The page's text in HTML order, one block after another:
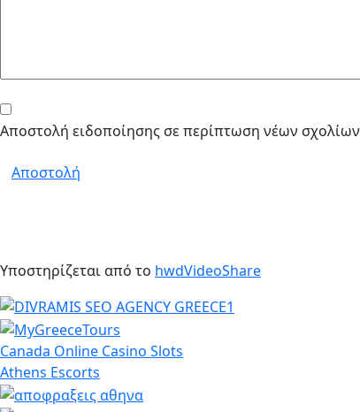
Αποστολή ειδοποίησης σε περίπτωση νέων σχολίων
Αποστολή
Υποστηρίζεται από το hwdVideoShare
Canada Online Casino Slots
Athens Escorts